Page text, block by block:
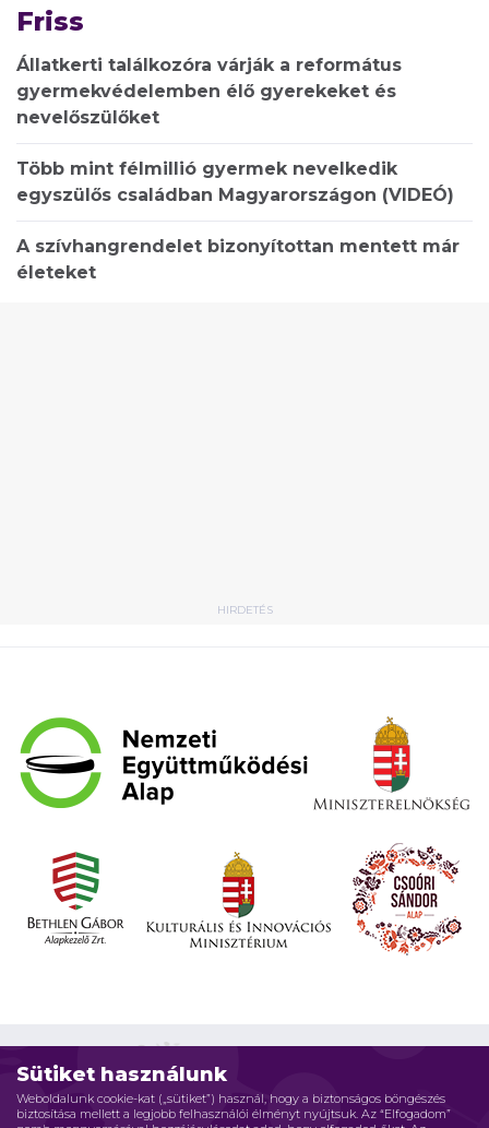
Sütiket használunk
Weboldalunk cookie-kat („sütiket”) használ, hogy a biztonságos böngészés
biztosítása mellett a legjobb felhasználói élményt nyújtsuk. Az “Elfogadom”
Friss
Állatkerti találkozóra várják a református
gyermekvédelemben élő gyerekeket és
nevelőszülőket
Több mint félmillió gyermek nevelkedik
egyszülős családban Magyarországon (VIDEÓ)
A szívhangrendelet bizonyítottan mentett már
életeket
HIRDETÉS
Impresszum Adatvédelmi elvek Jogi nyilatkozat